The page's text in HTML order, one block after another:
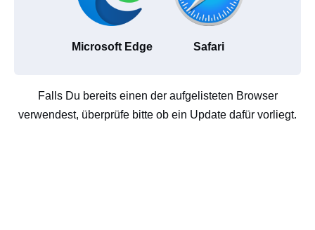
Microsoft Edge Safari
Falls Du bereits einen der aufgelisteten Browser
verwendest, überprüfe bitte ob ein Update dafür vorliegt.